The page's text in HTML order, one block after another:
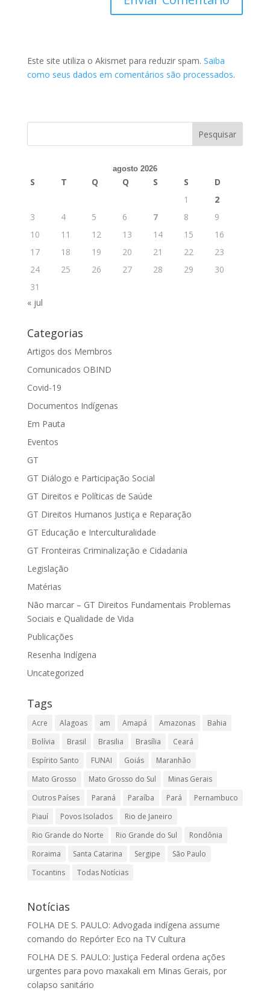
Este site utiliza o Akismet para reduzir spam. Saiba
como seus dados em comentários são processados.
agosto 2026
S T Q Q S S
D
1
2
3
4 5 6 7 8
9
10
11 12 13 14 15
16
17
18 19 20 21 22
23
24
25 26 27 28 29
30
31
« jul
Categorias
Artigos dos Membros
Comunicados OBIND
Covid-19
Documentos Indígenas
Em Pauta
Eventos
GT
GT Diálogo e Participação Social
GT Direitos e Políticas de Saúde
GT Direitos Humanos Justiça e Reparação
GT Educação e Interculturalidade
GT Fronteiras Criminalização e Cidadania
Legislação
Matérias
Não marcar – GT Direitos Fundamentais Problemas
Sociais e Qualidade de Vida
Publicações
Resenha Indígena
Uncategorized
Tags
Acre Alagoas am Amapá Amazonas
Bahia
Bolívia
Brasil Brasilia Brasília
Ceará
Espírito Santo
FUNAI Goiás
Maranhão
Mato Grosso
Mato Grosso do Sul
Minas Gerais
Outros Países
Paraná Paraíba Pará
Pernambuco
Piauí
Povos Isolados
Rio de Janeiro
Rio Grande do Norte
Rio Grande do Sul
Rondônia
Roraima
Santa Catarina Sergipe
São Paulo
Tocantins
Todas Notícias
Notícias
FOLHA DE S. PAULO: Advogada indígena assume
comando do Repórter Eco na TV Cultura
FOLHA DE S. PAULO: Justiça Federal ordena ações
urgentes para povo maxakali em Minas Gerais, por
colapso sanitário